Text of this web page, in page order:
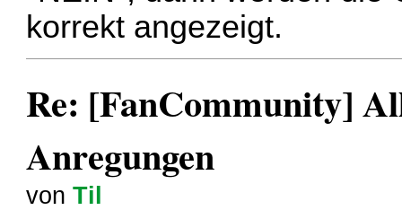
korrekt angezeigt.
Re: [FanCommunity]
Anregungen
vonTil